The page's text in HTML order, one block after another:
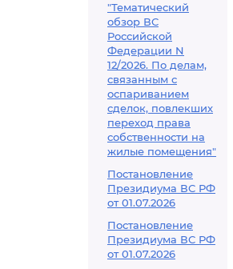
"Тематический
обзор ВС
Российской
Федерации N
12/2026. По делам,
связанным с
оспариванием
сделок, повлекших
переход права
собственности на
жилые помещения"
Постановление
Президиума ВС РФ
от 01.07.2026
Постановление
Президиума ВС РФ
от 01.07.2026